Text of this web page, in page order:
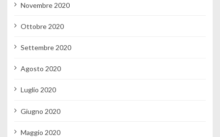
Novembre 2020
Ottobre 2020
Settembre 2020
Agosto 2020
Luglio 2020
Giugno 2020
Maggio 2020